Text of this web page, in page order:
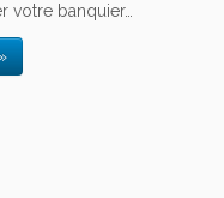
votre banquier…